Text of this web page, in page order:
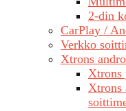
2-din
CarPlay /
Verkko
Xtrons
Xtrons
Xtrons